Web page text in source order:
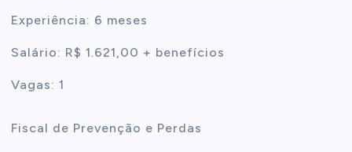
Experiência: 6 meses
Salário: R$ 1.621,00 + benefícios
Vagas: 1
Fiscal de Prevenção e Perdas